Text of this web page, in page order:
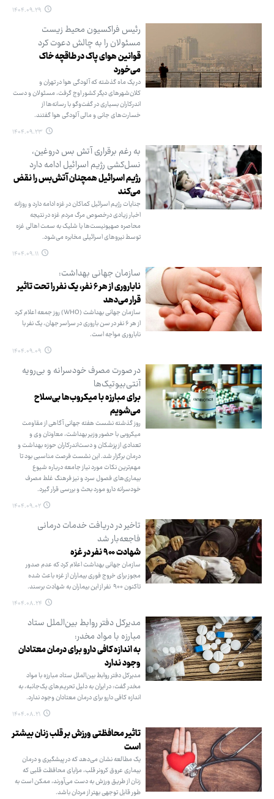
۱۴۰۴.۰۹.۲۹
رئیس فراکسیون محیط زیست
مسئولان را به چالش دعوت کرد
قوانین هوای پاک در طاقچه خاک
می‌خورد
در یک ماه گذشته که آلودگی هوا در تهران و
کلان‌شهرهای دیگر کشور اوج گرفت، مسئولان و دست
اندرکاران بسیاری در گفت‌وگو با رسانه‌ها از
خسارت‌های جانی و مالی آلودگی هوا گفتند.
۱۴۰۴.۰۹.۲۳
به رغم برقراری آتش بس دروغین،
نسل‌کشی رژیم اسرائیل ادامه دارد
رژیم اسرائیل همچنان آتش‌بس را نقض
می‌کند
جنایات رژیم اسرائیل کماکان در غزه ادامه دارد و روزانه
اخبار زیادی درخصوص مرگ مردم غزه در نتیجه
محاصره صهیونیست‌ها یا شلیک به سمت اهالی غزه
توسط نیروهای اسرائیلی مخابره می‌شود.
۱۴۰۴.۰۹.۱۱
سازمان جهانی بهداشت:
ناباروری از هر ۶ نفر، یک نفر را تحت تاثیر
قرار می‌دهد
سازمان جهانی بهداشت (WHO) روز جمعه اعلام کرد
از هر ۶ نفر در سن باروری در سراسر جهان، یک نفر با
ناباروری مواجه است.
۱۴۰۴.۰۹.۰۹
در صورت مصرف خودسرانه و بی‌رویه
آنتی‌بیوتیک‌ها
برای مبارزه با میکروب‌ها بی‌سلاح
می‌شویم
روز گذشته نشست هفته جهانی آگاهی از مقاومت
میکروبی با حضور وزیر بهداشت، معاونان وی و
تعدادی از پزشکان و دست‌اندرکاران حوزه بهداشت و
درمان برگزار شد. این نشست فرصت مناسبی بود تا
مهم‌ترین نکات مورد نیاز جامعه درباره شیوع
بیماری‌های فصول سرد و نیز فرهنگ غلط مصرف
خودسرانه دارو مورد بحث و بررسی قرار گیرد.
۱۴۰۴.۰۹.۰۲
تاخیر در دریافت خدمات درمانی
فاجعه‌بار شد
شهادت ۹۰۰ نفر در غزه
سازمان جهانی بهداشت اعلام کرد که عدم صدور
مجوز برای خروج فوری بیماران از غزه باعث شده
تاکنون ۹۰۰ نفر از این بیماران به شهادت برسند.
۱۴۰۴.۰۸.۲۴
مدیرکل دفتر روابط بین‌الملل ستاد
مبارزه با مواد مخدر:
به اندازه کافی دارو برای درمان معتادان
وجود ندارد
مدیرکل دفتر روابط بین‌الملل ستاد مبارزه با مواد
مخدر گفت: در ایران به دلیل تحریم‌های یک‌جانبه، به
اندازه کافی دارو برای درمان معتادان وجود ندارد.
۱۴۰۴.۰۸.۲۱
تاثیر محافظتی ورزش بر قلب زنان بیشتر
است
یک مطالعه نشان می‌دهد که در پیشگیری و درمان
بیماری عروق کرونر قلب، مزایای محافظت قلبی که
زنان از طریق ورزش به دست می‌آورند، ممکن است به
طور قابل توجهی بهتر از مردان باشد.